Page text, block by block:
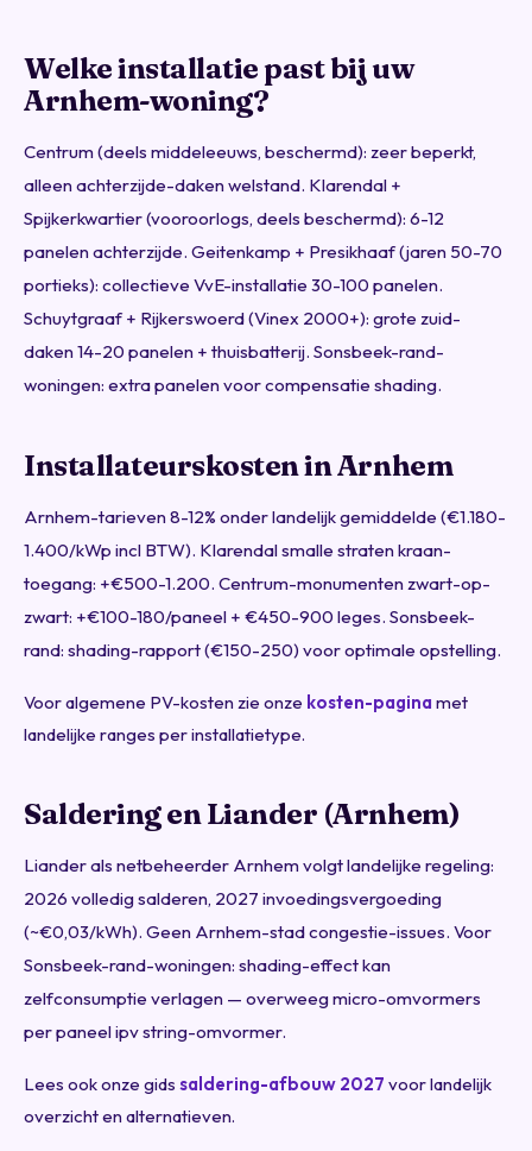
Welke installatie past bij uw
Arnhem-woning?
Centrum (deels middeleeuws, beschermd): zeer beperkt,
alleen achterzijde-daken welstand. Klarendal +
Spijkerkwartier (vooroorlogs, deels beschermd): 6-12
panelen achterzijde. Geitenkamp + Presikhaaf (jaren 50-70
portieks): collectieve VvE-installatie 30-100 panelen.
Schuytgraaf + Rijkerswoerd (Vinex 2000+): grote zuid-
daken 14-20 panelen + thuisbatterij. Sonsbeek-rand-
woningen: extra panelen voor compensatie shading.
Installateurskosten in Arnhem
Arnhem-tarieven 8-12% onder landelijk gemiddelde (€1.180-
1.400/kWp incl BTW). Klarendal smalle straten kraan-
toegang: +€500-1.200. Centrum-monumenten zwart-op-
zwart: +€100-180/paneel + €450-900 leges. Sonsbeek-
rand: shading-rapport (€150-250) voor optimale opstelling.
Voor algemene PV-kosten zie onze kosten-pagina met
landelijke ranges per installatietype.
Saldering en Liander (Arnhem)
Liander als netbeheerder Arnhem volgt landelijke regeling:
2026 volledig salderen, 2027 invoedingsvergoeding
(~€0,03/kWh). Geen Arnhem-stad congestie-issues. Voor
Sonsbeek-rand-woningen: shading-effect kan
zelfconsumptie verlagen — overweeg micro-omvormers
per paneel ipv string-omvormer.
Lees ook onze gids saldering-afbouw 2027 voor landelijk
overzicht en alternatieven.